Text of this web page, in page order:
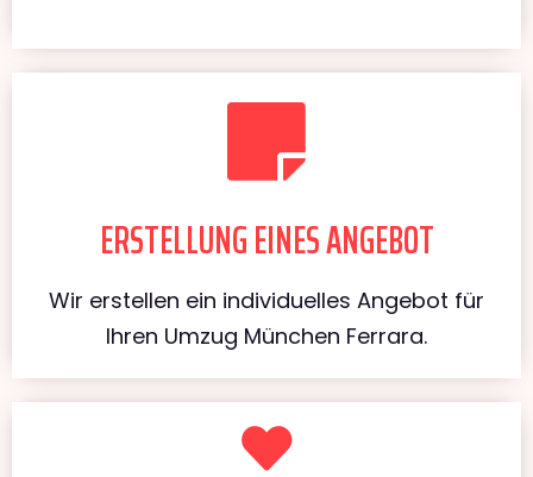
ERSTELLUNG EINES ANGEBOT
Wir erstellen ein individuelles Angebot für
Ihren Umzug München Ferrara.